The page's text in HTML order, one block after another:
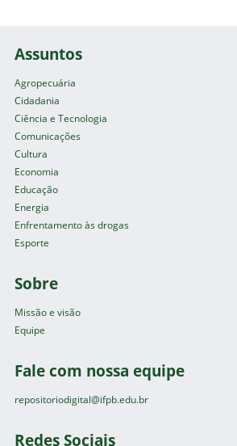
Assuntos
Agropecuária
Cidadania
Ciência e Tecnologia
Comunicações
Cultura
Economia
Educação
Energia
Enfrentamento às drogas
Esporte
Sobre
Missão e visão
Equipe
Fale com nossa equipe
repositoriodigital@ifpb.edu.br
Redes Sociais